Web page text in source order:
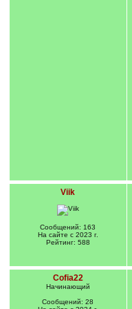
Viik
Сообщений: 163
На сайте с 2023 г.
Рейтинг: 588
Cofia22
Начинающий
Сообщений: 28